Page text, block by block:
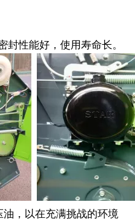
封性能好，使用寿命长。
，以在充满挑战的环境